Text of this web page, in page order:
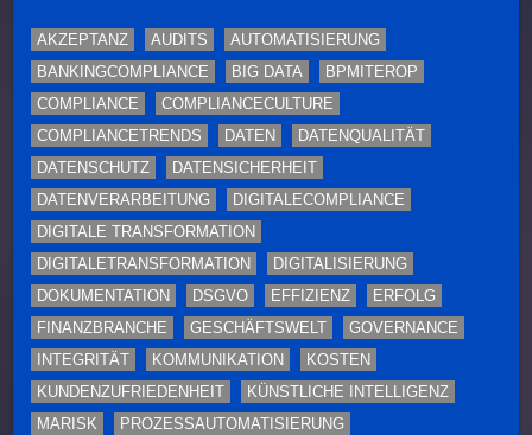
AKZEPTANZ AUDITS
AUTOMATISIERUNG
BANKINGCOMPLIANCE
BIG DATA
BPMITEROP
COMPLIANCE
COMPLIANCECULTURE
COMPLIANCETRENDS
DATEN
DATENQUALITÄT
DATENSCHUTZ
DATENSICHERHEIT
DATENVERARBEITUNG
DIGITALECOMPLIANCE
DIGITALE TRANSFORMATION
DIGITALETRANSFORMATION
DIGITALISIERUNG
DOKUMENTATION
DSGVO EFFIZIENZ
ERFOLG
FINANZBRANCHE
GESCHÄFTSWELT
GOVERNANCE
INTEGRITÄT
KOMMUNIKATION
KOSTEN
KUNDENZUFRIEDENHEIT
KÜNSTLICHE INTELLIGENZ
MARISK
PROZESSAUTOMATISIERUNG